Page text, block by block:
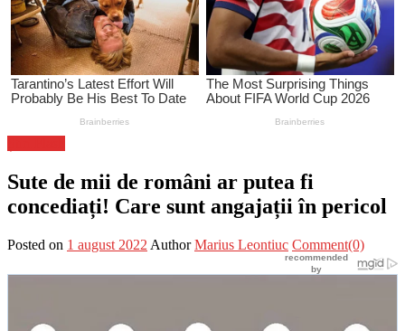
Sute de mii de români ar putea fi
concediați! Care sunt angajații în pericol
Posted on 1 august 2022 Author Marius Leontiuc Comment(0)